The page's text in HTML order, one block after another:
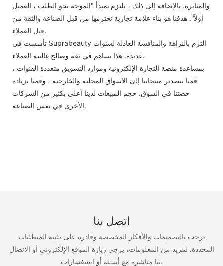
والمثابرة. بالإضافة إلى ذلك ، نلتزم بمبدأ "الموجه نحو الطلب ، العميل
أولاً". هدفنا هو بناء علامة تجارية تحترمها من قبل الصناعة والثقة من
قبل العملاء.
تأسست في Suprabeauty التزم بالنزاهة والمنافسة العادلة لسنوات
عديدة. هذا يساهم في ثقة وصالح غالبية العملاء.
بمساعدة منصة التجارة الإلكترونية وموارد التسويق متعددة القنوات ،
قمنا بتصدير منتجاتنا إلى الأسواق المحلية والخارجية ، وقمنا بزيادة
حصتنا في السوق. حجم المبيعات لدينا أعلى بكثير من الشركات
الأخرى في نفس الصناعة.
اتصل بنا
نرحب بالتصميمات والأفكار المخصصة وقادرة على تلبية المتطلبات
المحددة. لمزيد من المعلومات، يرجى زيارة الموقع الإلكتروني أو الاتصال
بنا مباشرة مع أسئلة أو استفسارات.